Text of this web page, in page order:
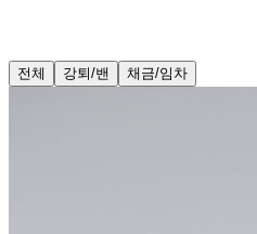
전체 강퇴/밴 채금/임차